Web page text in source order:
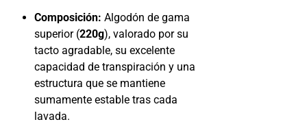
Composición: Algodón de gama
superior (220g), valorado por su
tacto agradable, su excelente
capacidad de transpiración y una
estructura que se mantiene
sumamente estable tras cada
lavada.